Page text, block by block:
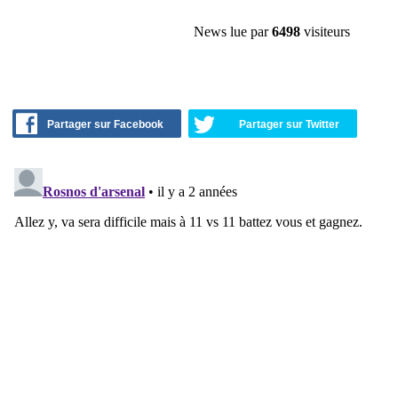
News lue par6498 visiteurs
Partager sur Facebook Partager sur Twitter